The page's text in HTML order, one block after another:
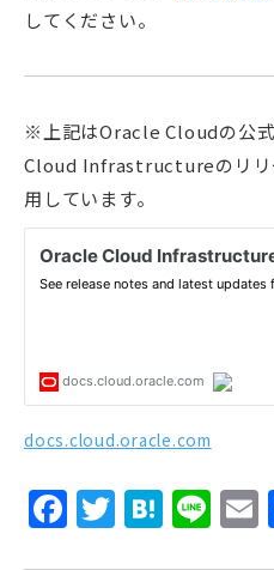
してください。
※上記はOracle Cloudの公
Cloud Infrastructureのリリ
用しています。
docs.cloud.oracle.com
Facebook
Twitter